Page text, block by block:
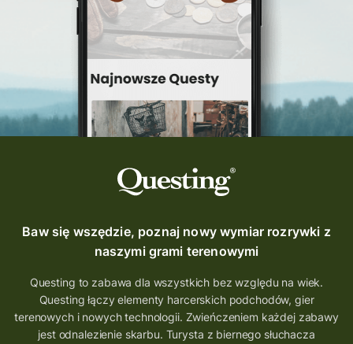
Quest Szlak Przygody
przygoda
nowy quest
najlepsze questy
wycieczki
turystyka przygodowa
Szlak Przygody
szkolenie
szkło
scieżka questingowa
questy w Polsce
questujznami
QUESTOMANIA
questing.pl
Quest Koziołek Matołek
gra miejska
co zobaczyć na Śląsku
aplikacja questy
aplikacja gry terenowe
wielkopolskie questy
wakacje z questami
Baw się wszędzie, poznaj nowy wymiar rozrywki z
naszymi grami terenowymi
Questing to zabawa dla wszystkich bez względu na wiek.
Questing łączy elementy harcerskich podchodów, gier
terenowych i nowych technologii. Zwieńczeniem każdej zabawy
jest odnalezienie skarbu. Turysta z biernego słuchacza